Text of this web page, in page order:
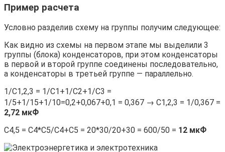
Пример расчета
Условно разделив схему на группы получим следующее:
Как видно из схемы на первом этапе мы выделили 3
группы (блока) конденсаторов, при этом конденсаторы
в первой и второй группе соединены последовательно,
а конденсаторы в третьей группе — параллельно.
1/C1,2,3 = 1/C1+1/C2+1/C3 =
1/5+1/15+1/10=0,2+0,067+0,1 = 0,367 → C1,2,3 = 1/0,367 =
2,72 мкФ
С4,5 = C4*C5/C4+C5 = 20*30/20+30 = 600/50 = 12 мкФ